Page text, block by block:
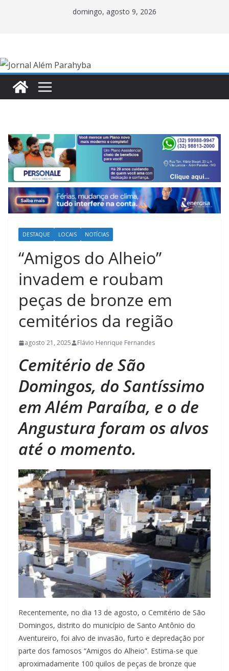
domingo, agosto 9, 2026
DESTAQUE LOCAIS NOTÍCIAS
“Amigos do Alheio”
invadem e roubam
peças de bronze em
cemitérios da região
agosto 21, 2025 Flávio Henrique Fernandes
Cemitério de São
Domingos, do Santíssimo
em Além Paraíba, e o de
Angustura foram os alvos
até o momento.
Recentemente, no dia 13 de agosto, o Cemitério de São
Domingos, distrito do município de Santo Antônio do
Aventureiro, foi alvo de invasão, furto e depredação por
parte dos famosos “Amigos do Alheio”. Estima-se que
aproximadamente 100 quilos de peças de bronze que